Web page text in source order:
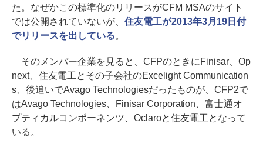
た。なぜかこの標準化のリリースがCFM MSAのサイト
では公開されていないが、 住友電工が2013年3月19日付
でリリースを出している。
そのメンバー企業を見ると、CFPのときにFinisar、Op
next、住友電工とその子会社のExcelight Communication
s、後追いでAvago Technologiesだったものが、CFP2で
はAvago Technologies、Finisar Corporation、富士通オ
プティカルコンポーネンツ、Oclaroと住友電工となって
いる。